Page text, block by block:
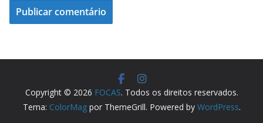
Copyright © 2026 FOCAS. Todos os direitos reservados.
Tema: ColorMagpor ThemeGrill. Powered by WordPress.